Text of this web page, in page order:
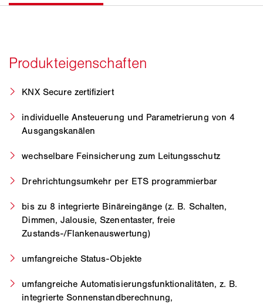
KNX Secure zertifiziert
individuelle Ansteuerung und Parametrierung von 4
Ausgangskanälen
wechselbare Feinsicherung zum Leitungsschutz
Drehrichtungsumkehr per ETS programmierbar
bis zu 8 integrierte Binäreingänge (z. B. Schalten,
Dimmen, Jalousie, Szenentaster, freie
Zustands-/Flankenauswertung)
umfangreiche Status-Objekte
umfangreiche Automatisierungsfunktionalitäten, z. B.
integrierte Sonnenstandberechnung,